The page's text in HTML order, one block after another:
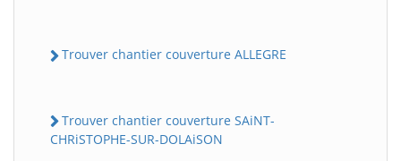
Trouver chantier couverture ALLEGRE
Trouver chantier couverture SAiNT-
CHRiSTOPHE-SUR-DOLAiSON